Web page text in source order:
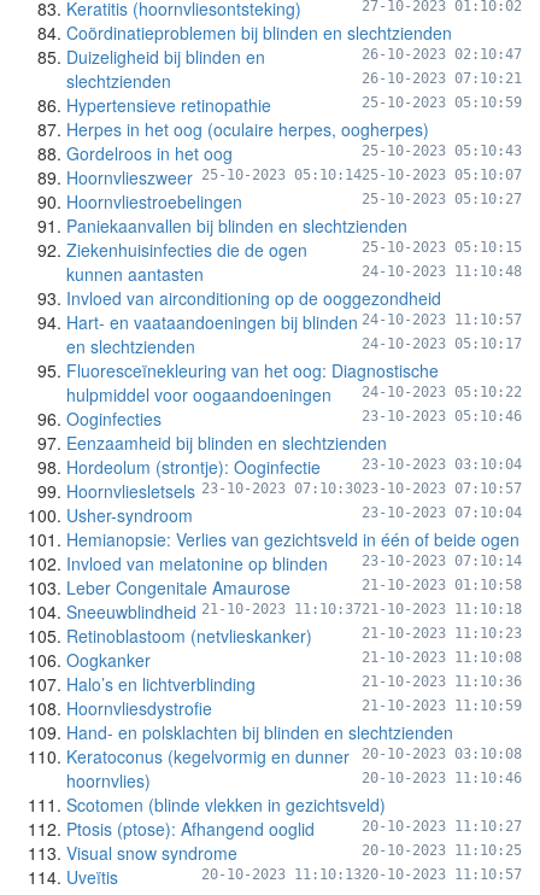
Keratitis (hoornvliesontsteking) 27-10-2023 01:10:02
Coördinatieproblemen bij blinden en slechtzienden
26-10-2023 02:10:47
Duizeligheid bij blinden en
slechtzienden
26-10-2023 07:10:21
Hypertensieve retinopathie 25-10-2023 05:10:59
Herpes in het oog (oculaire herpes, oogherpes)
25-10-2023 05:10:43
Gordelroos in het oog
25-10-2023 05:10:07
Hoornvlieszweer 25-10-2023 05:10:14
Hoornvliestroebelingen 25-10-2023 05:10:27
Paniekaanvallen bij blinden en slechtzienden
25-10-2023 05:10:15
Ziekenhuisinfecties die de ogen
kunnen aantasten
24-10-2023 11:10:48
Invloed van airconditioning op de ooggezondheid
24-10-2023 11:10:57
Hart- en vaataandoeningen bij blinden
en slechtzienden
24-10-2023 05:10:17
Fluoresceïnekleuring van het oog: Diagnostische
hulpmiddel voor oogaandoeningen
24-10-2023 05:10:22
Ooginfecties 23-10-2023 05:10:46
Eenzaamheid bij blinden en slechtzienden
23-10-2023 03:10:04
Hordeolum (strontje): Ooginfectie
23-10-2023 07:10:57
Hoornvliesletsels 23-10-2023 07:10:30
Usher-syndroom 23-10-2023 07:10:04
Hemianopsie: Verlies van gezichtsveld in één of beide ogen
23-10-2023 07:10:14
Invloed van melatonine op blinden
21-10-2023 01:10:58
Leber Congenitale Amaurose
21-10-2023 11:10:18
Sneeuwblindheid 21-10-2023 11:10:37
Retinoblastoom (netvlieskanker) 21-10-2023 11:10:23
Oogkanker 21-10-2023 11:10:08
Halo’s en lichtverblinding 21-10-2023 11:10:36
Hoornvliesdystrofie 21-10-2023 11:10:59
Hand- en polsklachten bij blinden en slechtzienden
20-10-2023 03:10:08
Keratoconus (kegelvormig en dunner
hoornvlies)
20-10-2023 11:10:46
Scotomen (blinde vlekken in gezichtsveld)
20-10-2023 11:10:27
Ptosis (ptose): Afhangend ooglid
20-10-2023 11:10:25
Visual snow syndrome
20-10-2023 11:10:57
Uveïtis 20-10-2023 11:10:13